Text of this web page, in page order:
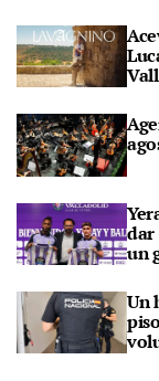
dar
un
Un